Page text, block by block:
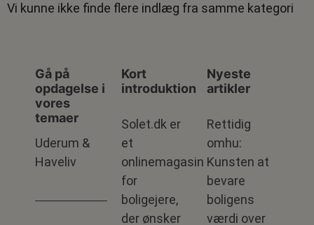
Vi kunne ikke finde flere indlæg fra samme kategori
Gå på
opdagelse i
vores
temaer
Uderum &
Haveliv
Kort
introduktion
Solet.dk er
et
onlinemagasin
for
boligejere,
der ønsker
Nyeste
artikler
Rettidig
omhu:
Kunsten at
bevare
boligens
værdi over